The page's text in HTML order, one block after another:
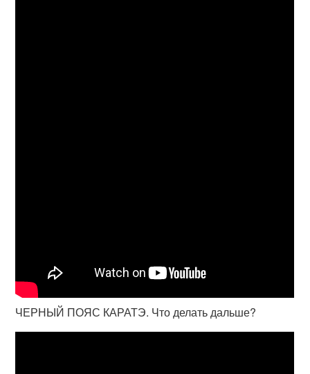
ЧЕРНЫЙ ПОЯС КАРАТЭ. Что делать дальше?